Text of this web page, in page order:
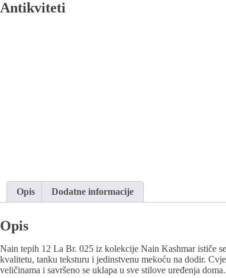
Antikviteti
Opis Dodatne informacije
Opis
Nain tepih 12 La Br. 025 iz kolekcije Nain Kashmar ističe
kvalitetu, tanku teksturu i jedinstvenu mekoću na dodir.
veličinama i savršeno se uklapa u sve stilove uređenja doma.